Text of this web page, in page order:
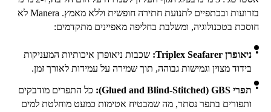
בזרועות ובכתפיים לתנועת חתירה חופשית וללא מאמץ. Maneraלא
חוסכת בטכנולוגיה, ומשלבת בחליפה מאפיינים מתקדמים:
ניאופרן Triplex Seafarer
: שכבות ניאופרן איכותיות המעניקות
בידוד מצוין וגמישות גבוהה, תוך שמירה על עמידות לאורך זמן.
תפרי GBS
(
Glued and Blind-Stitched
): כל התפרים מודבקים
ותפורים בתפר נסתר, מה שמבטיח אטימות כמעט מוחלטת למים